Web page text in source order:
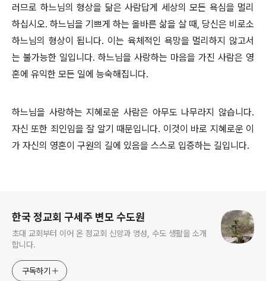
러므로 하느님의 형상을 닮은 사람답게 세상의 모든 욕심을 멀리
하십시오. 하느님을 기쁘게 하는 올바른 삶을 살 때, 당신은 비로소
하느님의 형상이 됩니다. 이는 육체적인 욕망을 멀리하지 않고서
는 불가능한 일입니다. 하느님을 사랑하는 마음을 가진 사람은 영
혼에 유익한 모든 일에 능숙해집니다.
하느님을 사랑하는 지혜로운 사람은 아무도 나무라지 않습니다.
자신 또한 죄인임을 잘 알기 때문입니다. 이것이 바로 지혜로운 이
가 자신의 영혼이 구원의 길에 있음을 스스로 입증하는 길입니다.
한국 정교회 구세주 변모 수도원
초대 교회부터 이어 온 정교회 신앙과 영성, 수도 생활을 소개
합니다.
구독하기